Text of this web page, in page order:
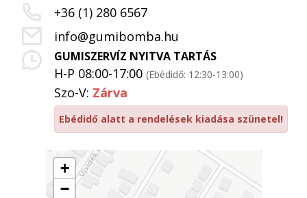
+
−
+36 (1) 280 6567
info@gumibomba.hu
GUMISZERVÍZ NYITVA TARTÁS
H-P 08:00-17:00 (Ebédidő: 12:30-13:00)
Szo-V: Zárva
Ebédidő alatt a rendelések kiadása szünetel!